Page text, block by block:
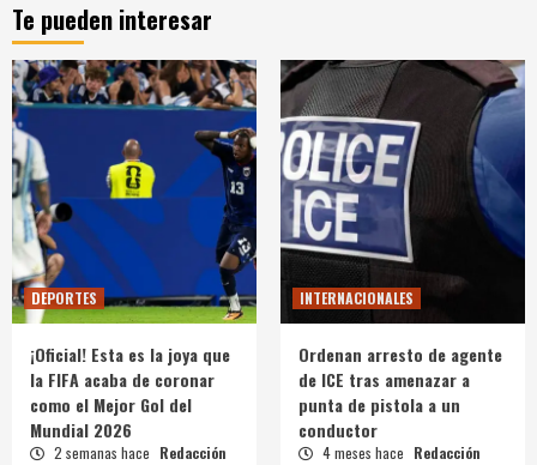
Te pueden interesar
DEPORTES
¡Oficial! Esta es la joya que
la FIFA acaba de coronar
como el Mejor Gol del
Mundial 2026
2 semanas hace Redacción
INTERNACIONALES
Ordenan arresto de agente
de ICE tras amenazar a
punta de pistola a un
conductor
4 meses hace Redacción